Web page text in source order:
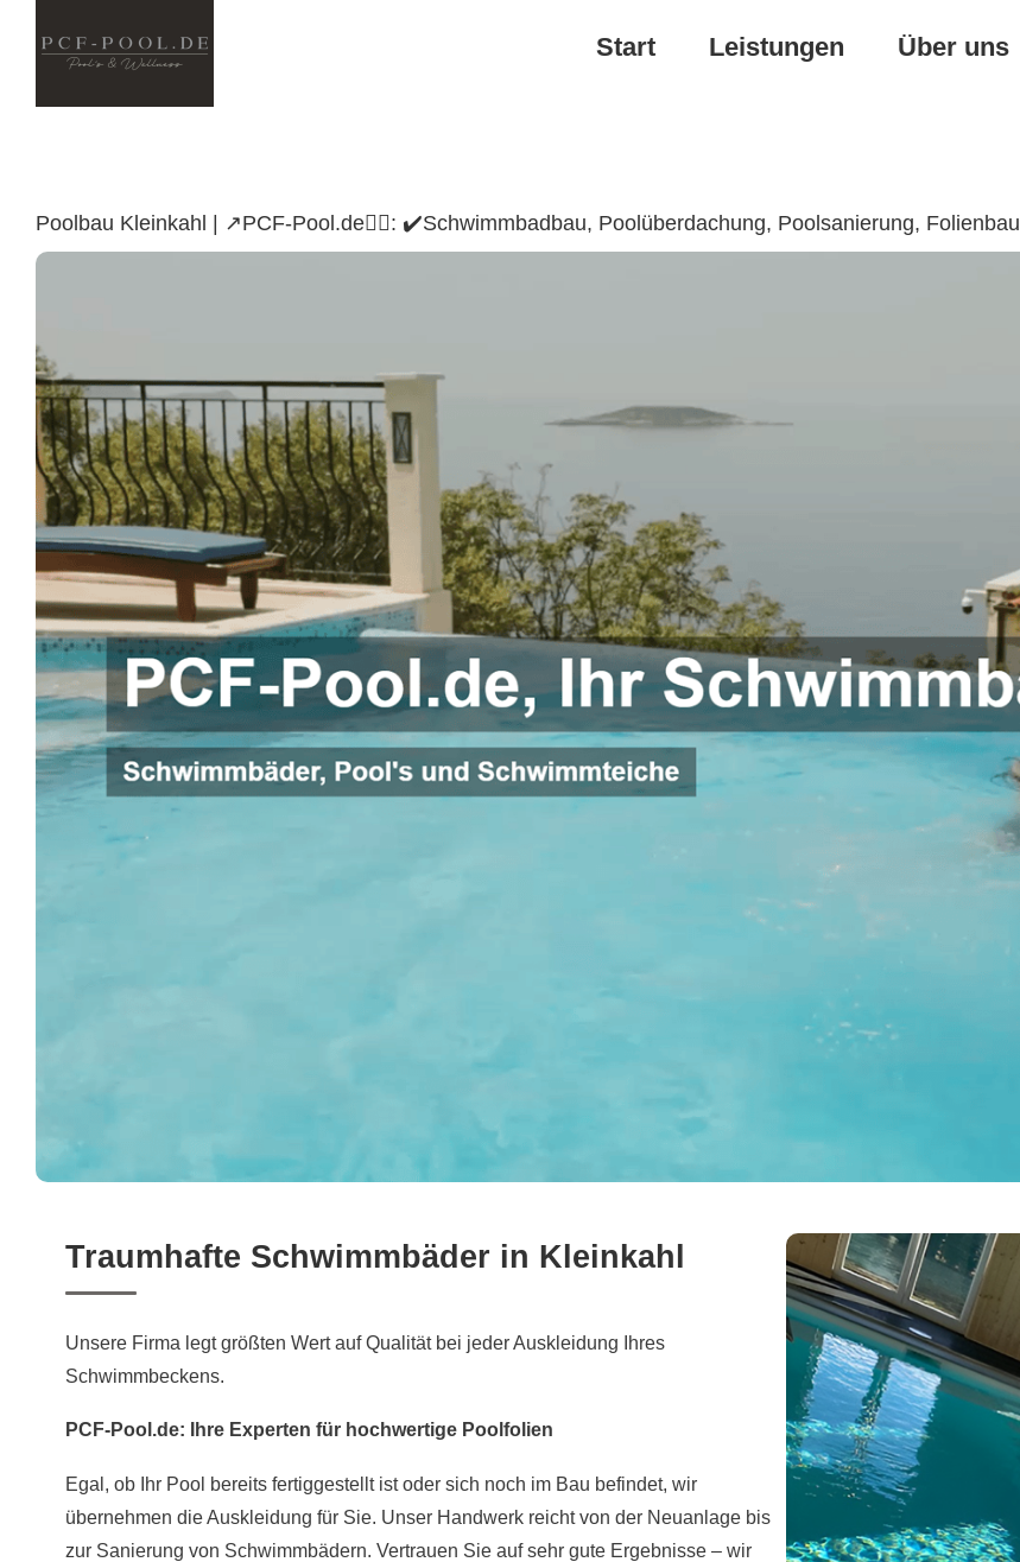
Start Leistungen Über uns
Poolbau Kleinkahl | ↗️PCF-Pool.de🏊🏼: ✔️Schwimmbadbau, Poolüberdachung, Poolsanierung, Folienbau
Traumhafte Schwimmbäder in Kleinkahl
Unsere Firma legt größten Wert auf Qualität bei jeder Auskleidung Ihres
Schwimmbeckens.
PCF-Pool.de: Ihre Experten für hochwertige Poolfolien
Egal, ob Ihr Pool bereits fertiggestellt ist oder sich noch im Bau befindet, wir
übernehmen die Auskleidung für Sie. Unser Handwerk reicht von der Neuanlage bis
zur Sanierung von Schwimmbädern. Vertrauen Sie auf sehr gute Ergebnisse – wir